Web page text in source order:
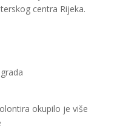
centra Rijeka.
okupilo je više